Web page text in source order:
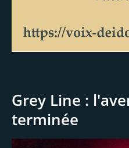
Grey Line :
terminée